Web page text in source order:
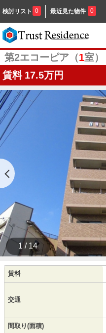
検討リスト 0 最近見た物件 0
第2エコーピア（1室）
賃料 17.5万円
1 / 14
賃料
交通
間取り(面積)